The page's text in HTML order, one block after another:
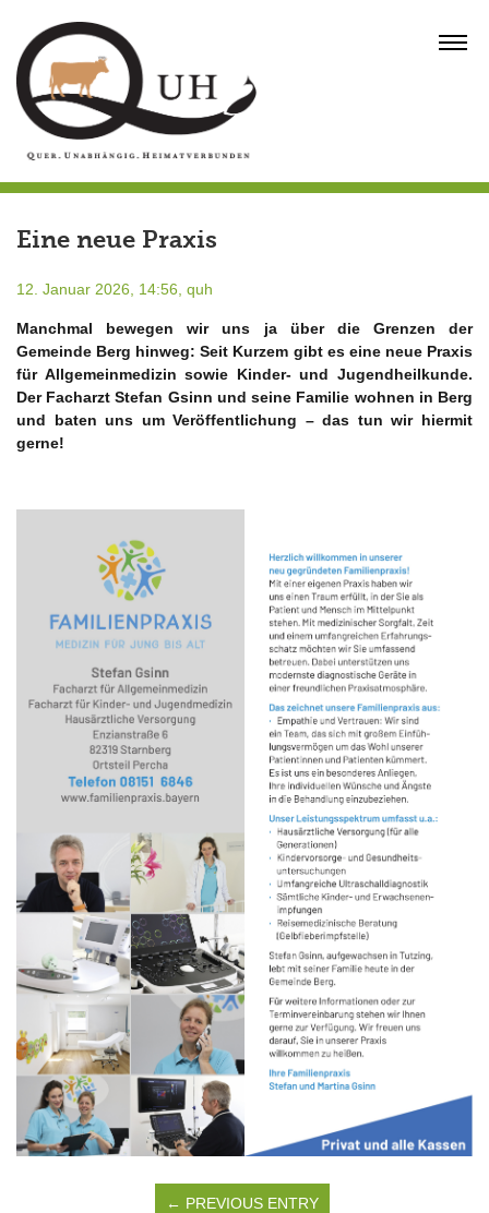
content
Eine neue Praxis
12. Januar 2026, 14:56, quh
Manchmal bewegen wir uns ja über die Grenzen der
Gemeinde Berg hinweg: Seit Kurzem gibt es eine neue Praxis
für Allgemeinmedizin sowie Kinder- und Jugendheilkunde.
Der Facharzt Stefan Gsinn und seine Familie wohnen in Berg
und baten uns um Veröffentlichung – das tun wir hiermit
gerne!
← PREVIOUS ENTRY